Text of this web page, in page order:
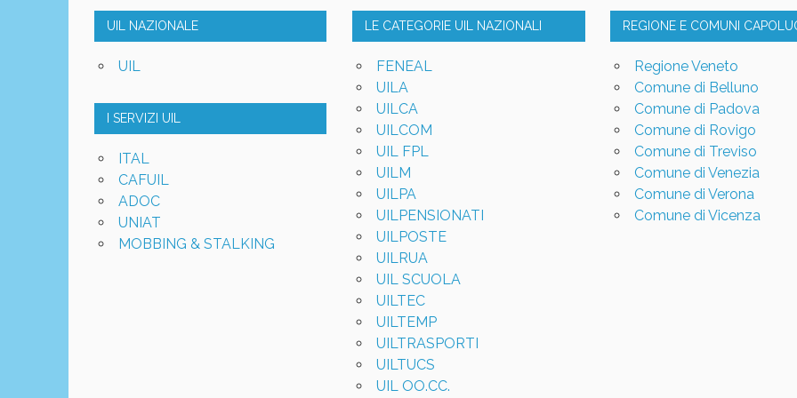
UIL NAZIONALE
I SERVIZI UIL
CAFUIL
ADOC
UNIAT
MOBBING & STALKING
LE CATEGORIE UIL NAZIONALI
UILA
UILCA
UILCOM
UIL FPL
UILM
UILPA
UILPENSIONATI
UILPOSTE
UILRUA
UIL SCUOLA
UILTEC
UILTEMP
UILTRASPORTI
UILTUCS
UIL OO.CC.
REGIONE E COMUNI
Comune di Belluno
Comune di Padova
Comune di Rovigo
Comune di Treviso
Comune di Venezia
Comune di Verona
Comune di Vicenza